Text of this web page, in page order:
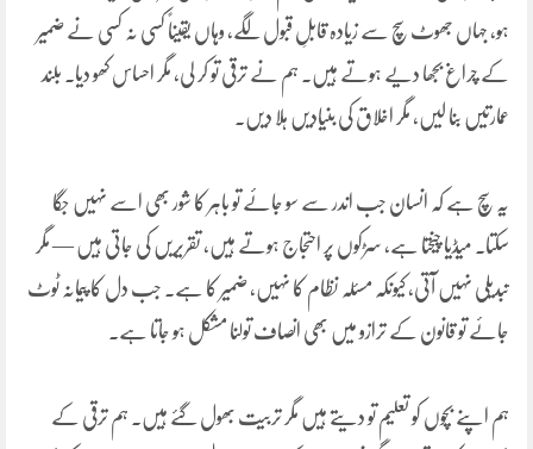
ہو، جہاں جھوٹ سچ سے زیادہ قابلِ قبول لگے، وہاں یقیناً کسی نہ کسی نے ضمیر
کے چراغ بجھا دیے ہوتے ہیں۔ ہم نے ترقی تو کر لی، مگر احساس کھو دیا۔ بلند
عمارتیں بنا لیں، مگر اخلاق کی بنیادیں ہلا دیں۔
یہ سچ ہے کہ انسان جب اندر سے سو جائے تو باہر کا شور بھی اسے نہیں جگا
سکتا۔ میڈیا چیختا ہے، سڑکوں پر احتجاج ہوتے ہیں، تقریریں کی جاتی ہیں — مگر
تبدیلی نہیں آتی، کیونکہ مسئلہ نظام کا نہیں، ضمیر کا ہے۔ جب دل کا پیمانہ ٹوٹ
جائے تو قانون کے ترازو میں بھی انصاف تولنا مشکل ہو جاتا ہے۔
ہم اپنے بچوں کو تعلیم تو دیتے ہیں مگر تربیت بھول گئے ہیں۔ ہم ترقی کے